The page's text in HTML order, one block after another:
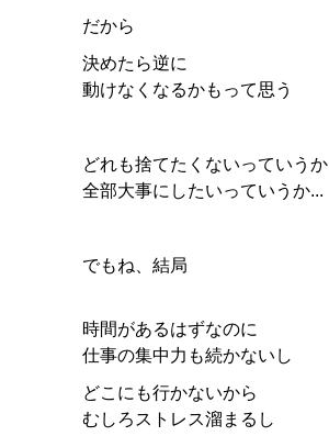
だから
決めたら逆に
動けなくなるかもって思う
どれも捨てたくないっていうか
全部大事にしたいっていうか...
でもね、結局
時間があるはずなのに
仕事の集中力も続かないし
どこにも行かないから
むしろストレス溜まるし